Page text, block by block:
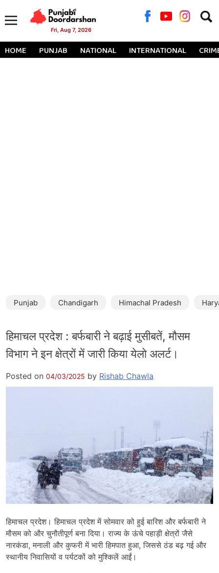
Fri, Aug 7, 2026
for:
HOME PUNJAB NATIONAL INTERNATIONAL
Punjab Chandigarh Himachal Pradesh
हिमाचल प्रदेश : बर्फबारी ने बढ़ाई मुसीबतें, मौसम
विभाग ने इन क्षेत्रों में जारी किया येलो अलर्ट।
Posted on 04/03/2025 by Rishab Chawla
हिमाचल प्रदेश। हिमाचल प्रदेश में सोमवार को हुई बारिश और बर्फबारी ने
मौसम को और चुनौतीपूर्ण बना दिया। राज्य के ऊंचे पहाड़ी क्षेत्रों जैसे
नारकंडा, मनाली और कुफरी में भारी हिमपात हुआ, जिससे ठंड बढ़ गई और
स्थानीय निवासियों व पर्यटकों को मुश्किलें आईं।